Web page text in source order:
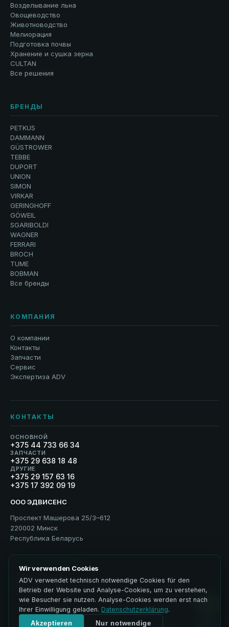
Возделывание льна
Овощеводство
Животноводство
Мелиорация
Подготовка почвы
Хранение и сушка зерна
CULTAN
Все решения
БРЕНДЫ
PETKUS
DAMMANN
GÜSTROWER
TEBBE
DUPORT
UNION
SIMON
VIRKAR
GERINGHOFF
GÖWEIL
SGARIBOLDI
WAGNER
FERRARI
BROCH
TUME
BOBMAN
Все бренды
КОМПАНИЯ
О компании
Контакты
Запчасти
Сервис
Экспертиза ADV
КОНТАКТЫ
ОСНОВНОЙ
+375 44 733 66 34
ЗАПЧАСТИ
+375 29 638 18 48
ДРУГИЕ
+375 29 157 63 16
+375 17 392 09 19
ООО ЭДВИСЕНС
Проспект Машерова 25/3–612
220002 Минск
Республика Беларусь
Wir verwenden Cookies
ADV verwendet technisch notwendige Cookies für den
Betrieb der Website und Analyse-Cookies, um zu verstehen,
wie Besucher sie nutzen. Analyse-Cookies werden erst nach
Ihrer Einwilligung geladen. Datenschutzerklärung.
Akzeptieren Nur notwendige